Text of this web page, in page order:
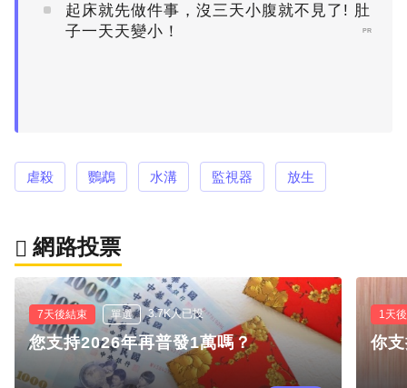
起床就先做件事，沒三天小腹就不見了! 肚
子一天天變小！
PR
虐殺 鸚鵡 水溝 監視器 放生
網路投票
7天後結束 單選 3.7K人已投
您支持2026年再普發1萬嗎？
1天
你